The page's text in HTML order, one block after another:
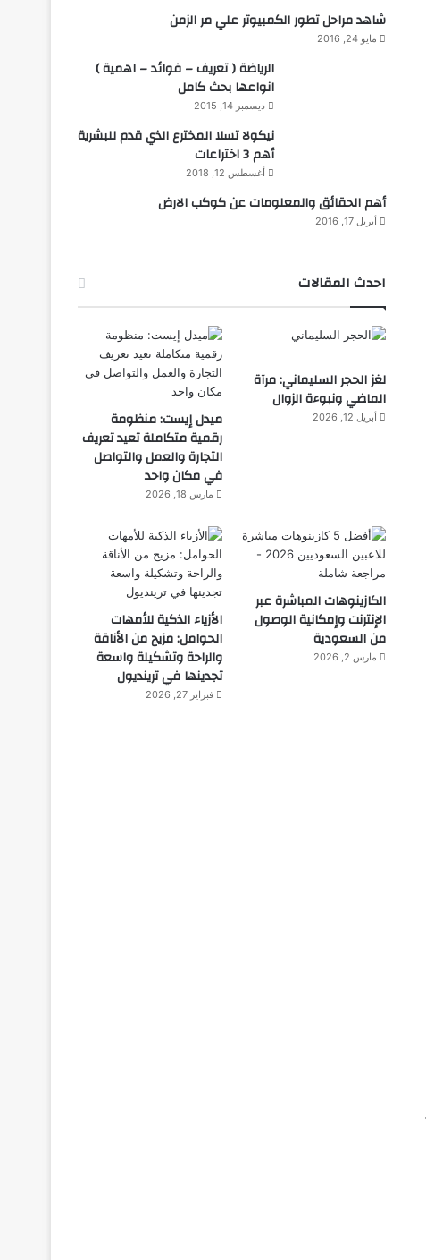
شاهد مراحل تطور الكمبيوتر علي مر الزمن
مايو 24, 2016
الرياضة ( تعريف – فوائد – اهمية )
انواعها بحث كامل
ديسمبر 14, 2015
نيكولا تسلا المخترع الذي قدم للبشرية
أهم 3 اختراعات
أغسطس 12, 2018
أهم الحقائق والمعلومات عن كوكب الارض
أبريل 17, 2016
احدث المقالات
لغز الحجر السليماني: مرآة
الماضي ونبوءة الزوال
أبريل 12, 2026
ميدل إيست: منظومة
رقمية متكاملة تعيد تعريف
التجارة والعمل والتواصل
في مكان واحد
مارس 18, 2026
الكازينوهات المباشرة عبر
الإنترنت وإمكانية الوصول
من السعودية
مارس 2, 2026
الأزياء الذكية للأمهات
الحوامل: مزيج من الأناقة
والراحة وتشكيلة واسعة
تجدينها في ترينديول
فبراير 27, 2026